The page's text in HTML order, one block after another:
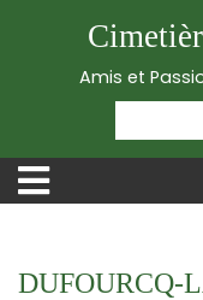
Amis et
DUFOURCQ-